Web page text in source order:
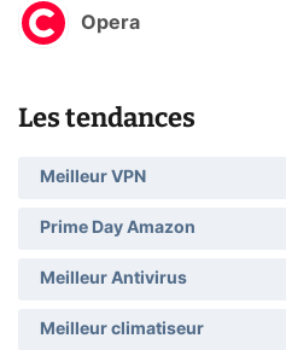
Opera
Les tendances
Meilleur VPN
Prime Day Amazon
Meilleur Antivirus
Meilleur climatiseur